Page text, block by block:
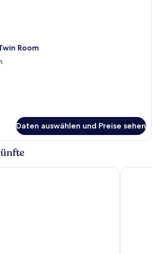
Room
Daten auswählen und Preise sehen
City Centre by IHG Holiday